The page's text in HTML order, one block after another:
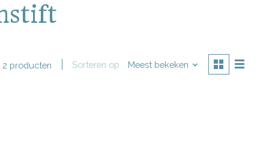
2 producten Sorteren op Meest bekeken